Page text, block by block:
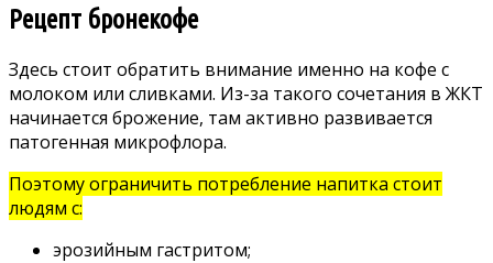
Рецепт бронекофе
Здесь стоит обратить внимание именно на кофе с
молоком или сливками. Из-за такого сочетания в ЖКТ
начинается брожение, там активно развивается
патогенная микрофлора.
Поэтому ограничить потребление напитка стоит
людям с:
эрозийным гастритом;